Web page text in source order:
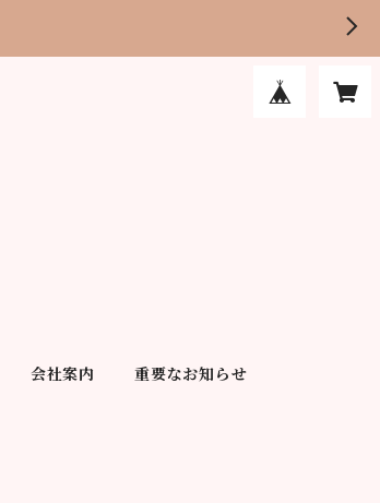
会社案内 重要なお知らせ